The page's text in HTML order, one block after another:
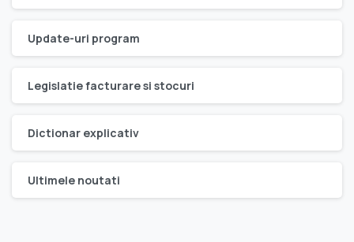
Update-uri program
Legislatie facturare si stocuri
Dictionar explicativ
Ultimele noutati